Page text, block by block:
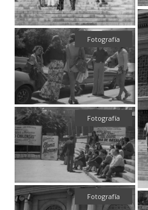
Fotografía
Fotografía
Fotografía